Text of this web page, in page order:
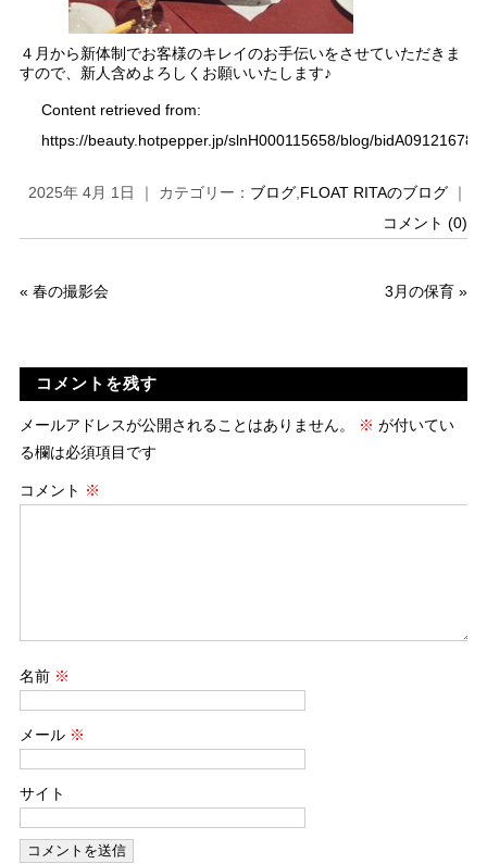
４月から新体制でお客様のキレイのお手伝いをさせていただきま
すので、新人含めよろしくお願いいたします♪
Content retrieved from:
https://beauty.hotpepper.jp/slnH000115658/blog/
2025年 4月 1日 ｜ カテゴリー： ブログ FLOAT RITAのブログ ｜
コメント (0)
« 春の撮影会 3月の保育 »
コメントを残す
メールアドレスが公開されることはありません。 ※ が付いてい
る欄は必須項目です
コメント ※
名前 ※
メール ※
サイト